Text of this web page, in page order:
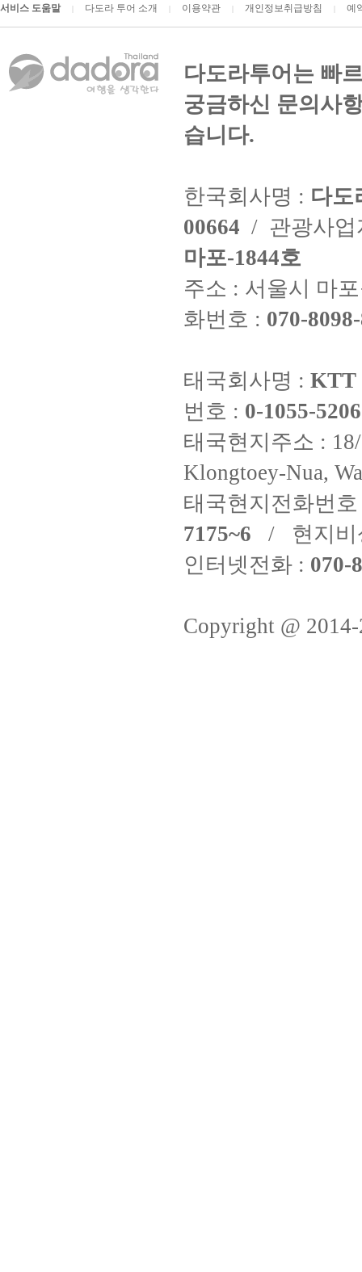
서비스 도움말 다도라 투어 소개 이용약관 개인정보취급방침 예
다도라투어는 빠
궁금하신 문의사
습니다.
한국회사명 : 다도
00664 / 관광사
마포-1844호
주소 : 서울시 마
화번호 : 070-
태국회사명 : KTT
번호 : 0-1055-
태국현지주소 :
Klongtoey-Nua,
태국현지전화번
7175~6 / 현지비
인터넷전화 : 070-
Copyright @